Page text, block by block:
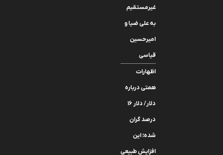
غیرمستقیم
به علی ضیا و
امیرحسین
قیاسی
اظهارات
همتی درباره
دلار/ دلار ۱۶
درصد گران
شده؛ این
افزایش طبیعی